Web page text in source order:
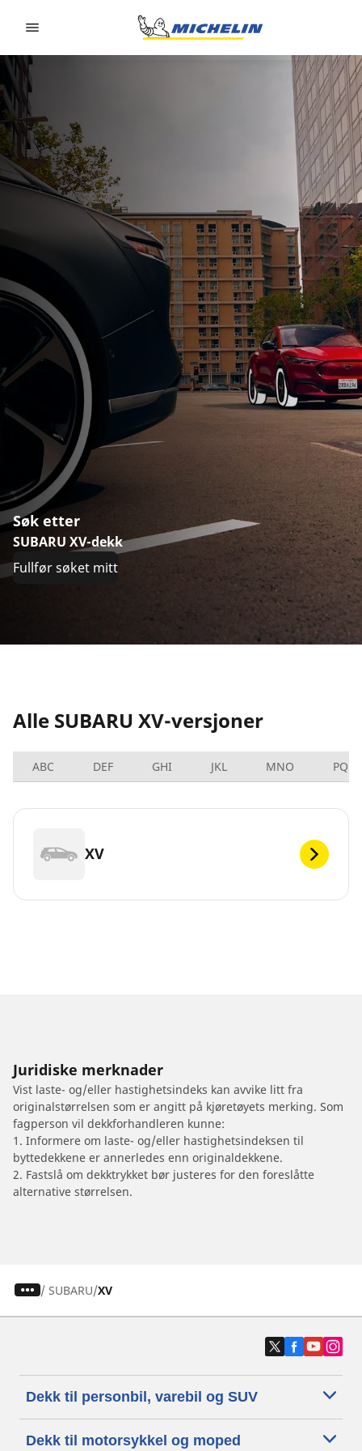
Søk etter
SUBARU XV-dekk
Fullfør søket mitt
Alle SUBARU XV-versjoner
ABC DEF GHI JKL MNO PQRS
XV
Juridiske merknader
Vist laste- og/eller hastighetsindeks kan avvike litt fra
originalstørrelsen som er angitt på kjøretøyets merking. Som
fagperson vil dekkforhandleren kunne:
1. Informere om laste- og/eller hastighetsindeksen til
byttedekkene er annerledes enn originaldekkene.
2. Fastslå om dekktrykket bør justeres for den foreslåtte
alternative størrelsen.
/ SUBARU XV
Dekk til personbil, varebil og SUV
Dekk til motorsykkel og moped